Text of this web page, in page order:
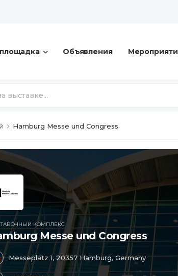
Объявления
Hamburg Messe und Congress
КОМПЛЕКС
Messe und Congress
Messeplatz 1, 20357 Hamburg, Germany